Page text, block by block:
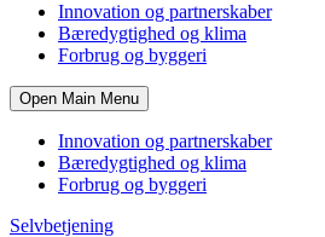
Innovation og partnerskaber
Bæredygtighed og klima
Forbrug og byggeri
Open Main Menu
Innovation og partnerskaber
Bæredygtighed og klima
Forbrug og byggeri
Selvbetjening